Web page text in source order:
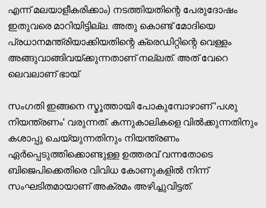
എന്ന് മലയാളീകരിക്കാം) നടത്തിയതിന്റെ പേരുദോഷം
ഇതുവരെ മാറിയിട്ടില്ല. അതു കൊണ്ട് മോദിയെ
പ്രധാനമന്ത്രിയാക്കിയതിന്റെ ക്രെഡിറ്റിന്റെ വെള്ളം
അങ്ങുവാങ്ങിവയ്ക്കുന്നതാണ് നല്ലത്. അത് വേറെ
ലെവലാണ് ഭായ്.
സംഗതി ഇങ്ങനെ സ്മൂത്തായി പോകുമ്പോഴാണ് 'പശു
നിയന്ത്രണം' വരുന്നത്. കന്നുകാലികളെ വില്‍ക്കുന്നതിനും
കശാപ്പു ചെയ്യുന്നതിനും നിയന്ത്രണം
ഏര്‍പ്പെടുത്തിക്കൊണ്ടുള്ള ഉത്തരവ് വന്നതോടെ
ബിജെപിക്കെതിരെ വിവിധ കോണുകളില്‍ നിന്ന്
സംഘടിതമായാണ് അക്രമം അഴിച്ചുവിട്ടത്.